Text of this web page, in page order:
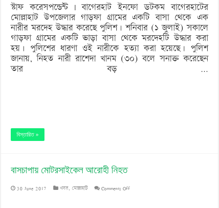
উদ্ধার
স্টাফ করেসপন্ডেন্ট | বাগেরহাট ইনফো ডটকম বাগেরহাটের
মোল্লাহাট উপজেলার গাড়ফা গ্রামের একটি বাসা থেকে এক
নারীর মরদেহ উদ্ধার করেছে পুলিশ। শনিবার (১ জুলাই) সকালে
গাড়ফা গ্রামের একটি ভাড়া বাসা থেকে মরদেহটি উদ্ধার করা
হয়। পুলিশের ধারণা ওই নারীকে হত্যা করা হয়েছে। পুলিশ
জানায়, নিহত নারী রাশেদা খানম (৩০) বলে সনাক্ত করেছেন
তার বড় …
বিস্তারিত »
বাসচাপায় মোটরসাইকেল আরোহী নিহত
30 June 2017 খবর,মোল্লাহাট Comments Offon